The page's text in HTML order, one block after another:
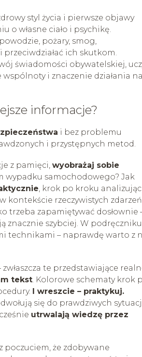
styl życia i pierwsze objawy
o własne ciało i psychikę.
pożary, smog,
przeciwdziałać ich skutkom.
świadomości obywatelskiej,
i znaczenie działania na
informacje?
i bez problemu
i przystępnych metod.
z pamięci, wyobrażaj sobie
wypadku samochodowego? Jak
, krok po kroku analizując
kontekście rzeczywistych
trzeba zapamiętywać dosłownie
znacznie szybciej. W podręczniku
technikami – naprawdę warto z
te przedstawiające
tekst. Kolorowe schematy krok
I wreszcie – praktykuj.
się do prawdziwych
utrwalają wiedzę przez
poczuciem, że zdobywane